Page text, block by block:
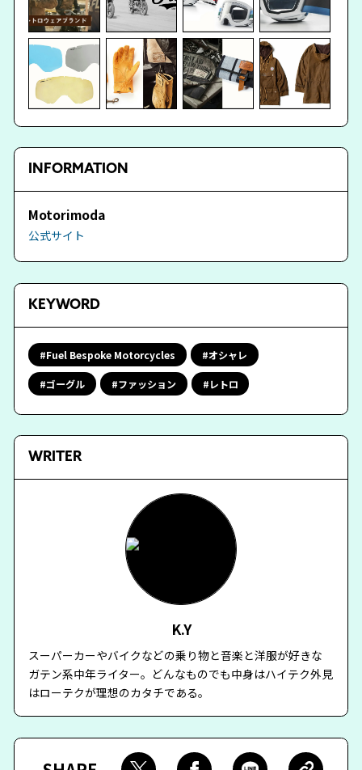
INFORMATION
Motorimoda
公式サイト
KEYWORD
Fuel Bespoke Motorcycles オシャレ
ゴーグル ファッション レトロ
WRITER
K.Y
スーパーカーやバイクなどの乗り物と音楽と洋服が好きな
ガテン系中年ライター。どんなものでも中身はハイテク外見
はローテクが理想のカタチである。